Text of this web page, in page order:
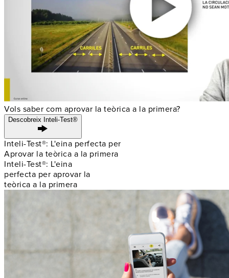
Vols saber com aprovar la teòrica a la primera?
Descobreix Inteli-Test®
Inteli-Test®: L'eina perfecta per
Aprovar la teòrica a la primera
Inteli-Test®: L'eina
perfecta per aprovar la
teòrica a la primera